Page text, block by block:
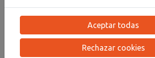
Opiniones
¡Este producto no tiene descripción!
Aceptar todas
Rechazar cookies